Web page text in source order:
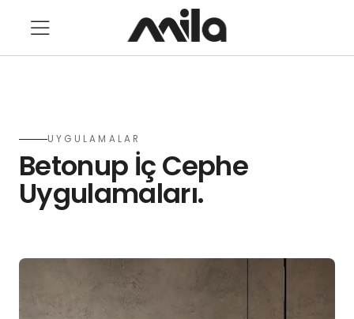
UYGULAMALAR
Betonup İç Cephe
Uygulamaları.